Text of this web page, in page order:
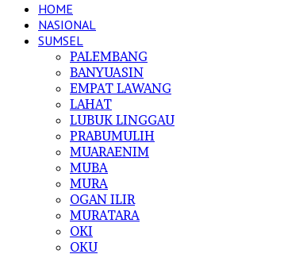
HOME
NASIONAL
SUMSEL
PALEMBANG
BANYUASIN
EMPAT LAWANG
LAHAT
LUBUK LINGGAU
PRABUMULIH
MUARAENIM
MUBA
MURA
OGAN ILIR
MURATARA
OKI
OKU